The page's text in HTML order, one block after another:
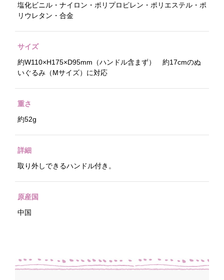
塩化ビニル・ナイロン・ポリプロピレン・ポリエステル・ポ
リウレタン・合金
サイズ
約W110×H175×D95mm（ハンドル含まず） 約17cmのぬ
いぐるみ（Mサイズ）に対応
重さ
約52g
詳細
取り外しできるハンドル付き。
原産国
中国